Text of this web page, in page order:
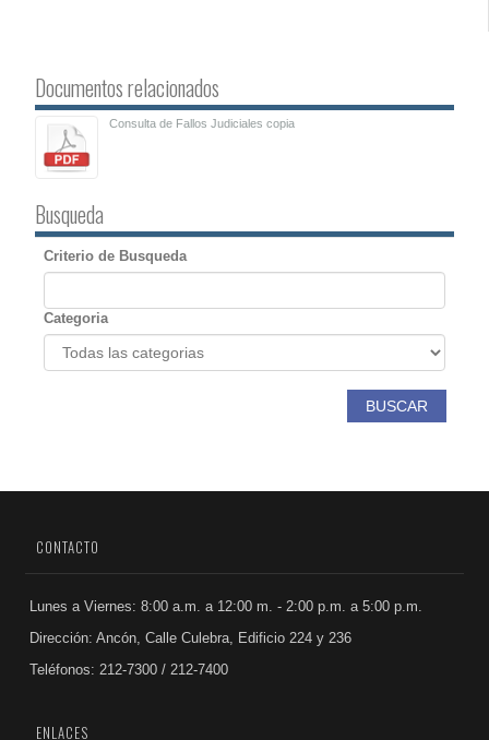
Documentos relacionados
Consulta de Fallos Judiciales copia
Busqueda
Criterio de Busqueda
Categoria
BUSCAR
CONTACTO
Lunes a Viernes: 8:00 a.m. a 12:00 m. - 2:00 p.m. a 5:00 p.m.
Dirección: Ancón, Calle Culebra, Edificio 224 y 236
Teléfonos: 212-7300 / 212-7400
ENLACES